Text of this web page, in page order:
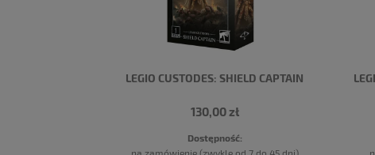
LEGIO CUSTODES: SHIELD CAPTAIN
130,00 zł
Dostępność:
na zamówienie (zwykle od 7 do 45 dni)